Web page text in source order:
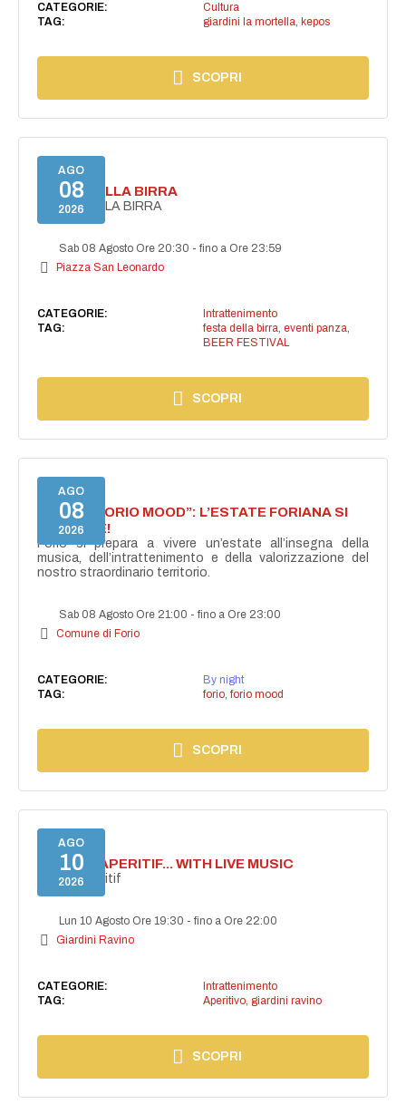
CATEGORIE:
Cultura
TAG:
giardini la mortella, kepos
SCOPRI
AGO
08
2026
FESTA DELLA BIRRA
FESTA DELLA BIRRA
Sab 08 Agosto Ore 20:30 -fino a Ore 23:59
Piazza San Leonardo
CATEGORIE:
Intrattenimento
TAG:
festa della birra, eventi panza,
BEER FESTIVAL
SCOPRI
AGO
08
2026
NASCE “FORIO MOOD”: L’ESTATE FORIANA SI
ACCENDE!
Forio si prepara a vivere un’estate all’insegna della
musica, dell’intrattenimento e della valorizzazione del
nostro straordinario territorio.
Sab 08 Agosto Ore 21:00 -fino a Ore 23:00
Comune di Forio
CATEGORIE:
By night
TAG:
forio, forio mood
SCOPRI
AGO
10
2026
SECRET APERITIF... WITH LIVE MUSIC
Secret aperitif
Lun 10 Agosto Ore 19:30 -fino a Ore 22:00
Giardini Ravino
CATEGORIE:
Intrattenimento
TAG:
Aperitivo, giardini ravino
SCOPRI